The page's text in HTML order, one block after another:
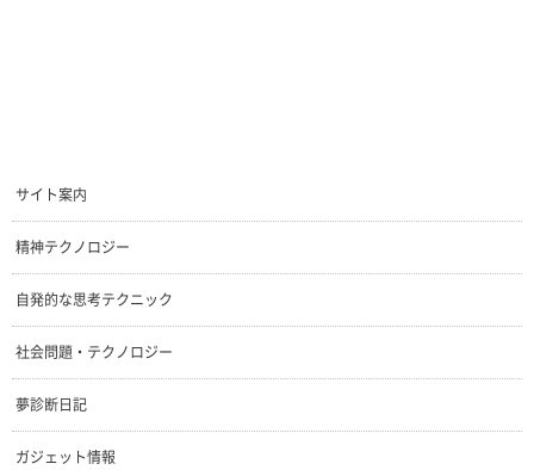
サイト案内
精神テクノロジー
自発的な思考テクニック
社会問題・テクノロジー
夢診断日記
ガジェット情報